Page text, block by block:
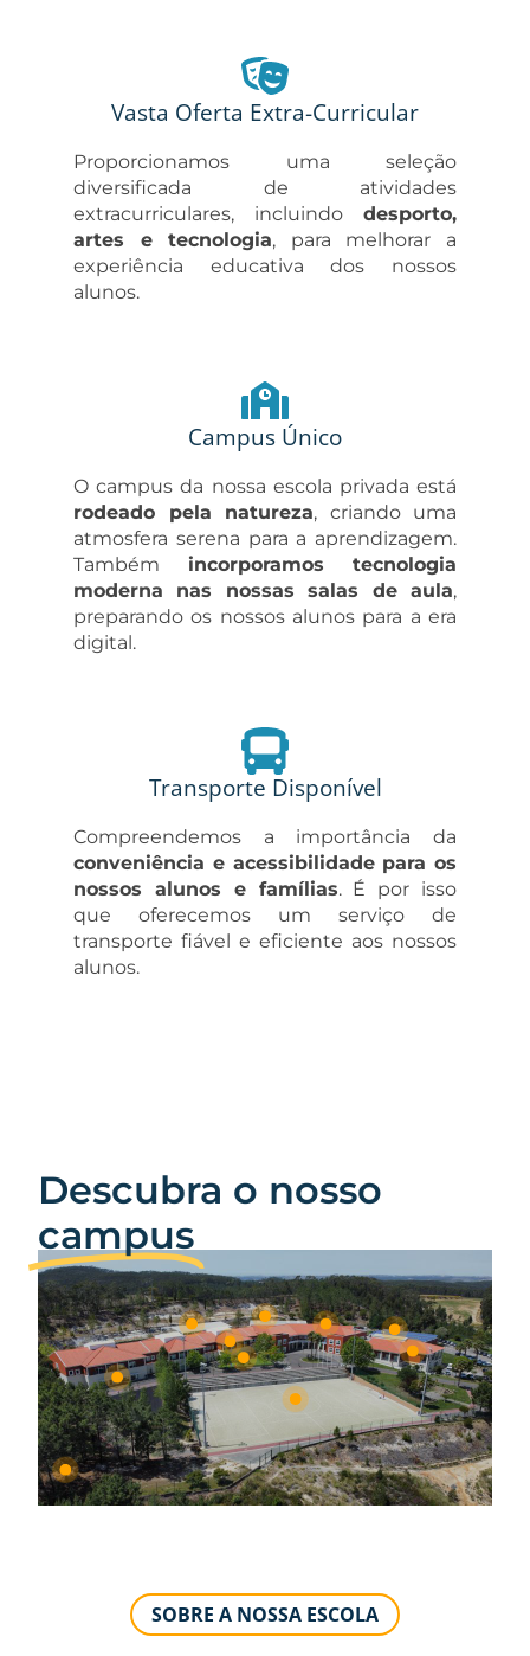
Vasta Oferta Extra-Curricular
Proporcionamos uma seleção
diversificada de atividades
extracurriculares, incluindo desporto,
artes e tecnologia, para melhorar a
experiência educativa dos nossos
alunos.
Campus Único
O campus da nossa escola privada está
rodeado pela natureza, criando uma
atmosfera serena para a aprendizagem.
Também incorporamos tecnologia
moderna nas nossas salas de aula,
preparando os nossos alunos para a era
digital.
Transporte Disponível
Compreendemos a importância da
conveniência e acessibilidade para os
nossos alunos e famílias. É por isso
que oferecemos um serviço de
transporte fiável e eficiente aos nossos
alunos.
Descubra o nosso
campus
SOBRE A NOSSA ESCOLA